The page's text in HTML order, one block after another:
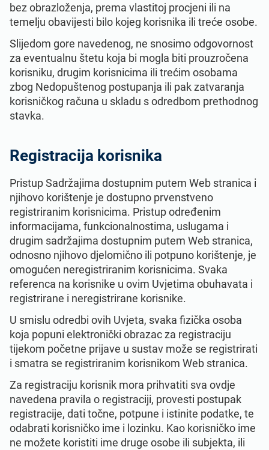
bez obrazloženja, prema vlastitoj procjeni ili na
temelju obavijesti bilo kojeg korisnika ili treće osobe.
Slijedom gore navedenog, ne snosimo odgovornost
za eventualnu štetu koja bi mogla biti prouzročena
korisniku, drugim korisnicima ili trećim osobama
zbog Nedopuštenog postupanja ili pak zatvaranja
korisničkog računa u skladu s odredbom prethodnog
stavka.
Registracija korisnika
Pristup Sadržajima dostupnim putem Web stranica i
njihovo korištenje je dostupno prvenstveno
registriranim korisnicima. Pristup određenim
informacijama, funkcionalnostima, uslugama i
drugim sadržajima dostupnim putem Web stranica,
odnosno njihovo djelomično ili potpuno korištenje, je
omogućen neregistriranim korisnicima. Svaka
referenca na korisnike u ovim Uvjetima obuhavata i
registrirane i neregistrirane korisnike.
U smislu odredbi ovih Uvjeta, svaka fizička osoba
koja popuni elektronički obrazac za registraciju
tijekom početne prijave u sustav može se registrirati
i smatra se registriranim korisnikom Web stranica.
Za registraciju korisnik mora prihvatiti sva ovdje
navedena pravila o registraciji, provesti postupak
registracije, dati točne, potpune i istinite podatke, te
odabrati korisničko ime i lozinku. Kao korisničko ime
ne možete koristiti ime druge osobe ili subjekta, ili